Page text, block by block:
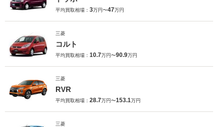
平均買取相場： 3万円〜47万円
三菱
コルト
平均買取相場： 10.7万円〜90.9万円
三菱
RVR
平均買取相場： 28.7万円〜153.1万円
三菱